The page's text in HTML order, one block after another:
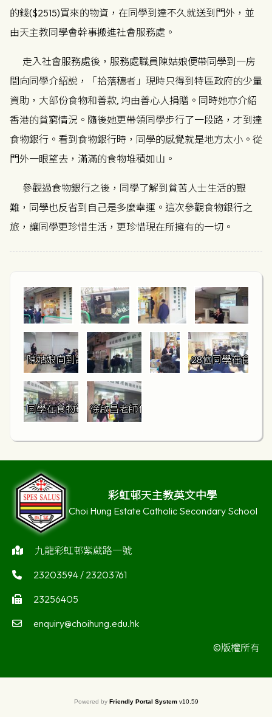
的錢($2515)買來的物資，在同學到達不久就送到門外，並
由天主教同學會幹事搬進社會服務處。
走入社會服務處後，服務處職員陳姑娘便帶同學到一房
間向同學介紹說，「拾落穗者」現時只得到特區政府的少量
資助，大部份食物和善款, 均由善心人捐贈。同時她亦介紹
香港的貧窮情況。隨後她更帶領同學步行了一段路，才到達
食物銀行。看到食物銀行時，同學的感覺就是地方太小。從
門外一眼望去，滿滿的食物堆積如山。
參觀過食物銀行之後，同學了解到貧苦人士生活的艱
難，同學也反省到自己是多麼幸運。這次參觀食物銀行之
旅，讓同學更珍惜生活，更珍惜現在所擁有的一切。
陳姑娘向到訪同學講解食物銀行的成立目的和運作
28位同學在食物
同學在食物銀行前留影徐啟昌老師代表校方贈予對方學校錦旗
彩虹邨天主教英文中學
Choi Hung Estate Catholic Secondary School
九龍彩虹邨紫葳路一號
23203594 / 23203761
23256405
enquiry@choihung.edu.hk
©版權所有
Powered by Friendly Portal System v10.59